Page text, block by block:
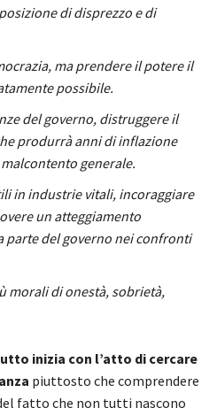
di disprezzo e di
ma prendere il potere il
possibile.
del governo, distruggere il
produrrà anni di inflazione
generale.
in industrie vitali, incoraggiare
un atteggiamento
parte del governo nei confronti
morali di onestà, sobrietà,
inizia con l’atto di cercare
piuttosto che comprendere
fatto che non tutti nascono